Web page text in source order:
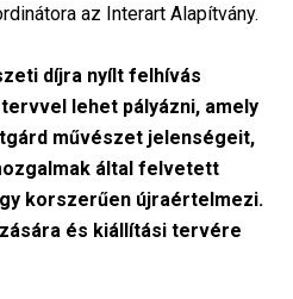
az Interart Alapítvány.
díjra nyílt felhívás
lehet pályázni, amely
művészet jelenségeit,
által felvetett
korszerűen újraértelmezi.
és kiállítási tervére